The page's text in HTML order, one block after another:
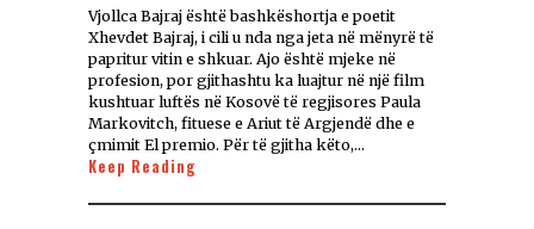
Vjollca Bajraj është bashkëshortja e poetit
Xhevdet Bajraj, i cili u nda nga jeta në mënyrë të
papritur vitin e shkuar. Ajo është mjeke në
profesion, por gjithashtu ka luajtur në një film
kushtuar luftës në Kosovë të regjisores Paula
Markovitch, fituese e Ariut të Argjendë dhe e
çmimit El premio. Për të gjitha këto,…
Keep Reading